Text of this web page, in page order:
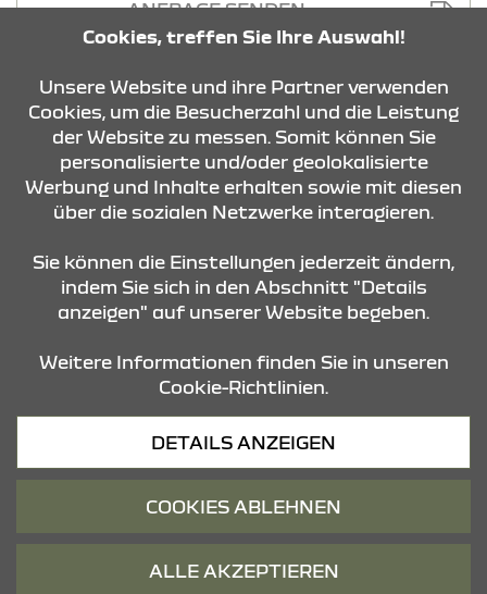
ANFRAGE SENDEN
KONTAKT & ANFAHRT
STANDORTE
Datenschutz
© 2026 Dacia
Cookies, treffen Sie Ihre Auswahl!
Unsere Website und ihre Partner verwenden
Cookies, um die Besucherzahl und die Leistung
der Website zu messen. Somit können Sie
personalisierte und/oder geolokalisierte
Werbung und Inhalte erhalten sowie mit diesen
über die sozialen Netzwerke interagieren.
Sie können die Einstellungen jederzeit ändern,
indem Sie sich in den Abschnitt "Details
anzeigen" auf unserer Website begeben.
Weitere Informationen finden Sie in unseren
Cookie-Richtlinien.
DETAILS ANZEIGEN
COOKIES ABLEHNEN
ALLE AKZEPTIEREN